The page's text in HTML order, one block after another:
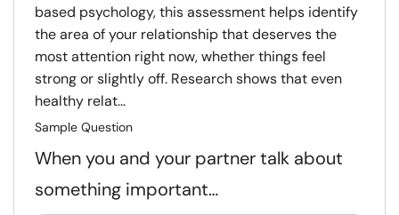
based psychology, this assessment helps identify
the area of your relationship that deserves the
most attention right now, whether things feel
strong or slightly off. Research shows that even
healthy relat...
Sample Question
When you and your partner talk about
something important…